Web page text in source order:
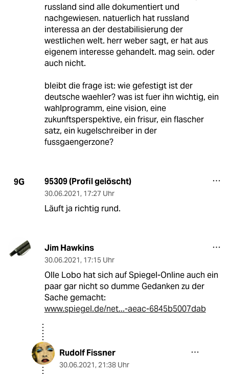
russland sind alle dokumentiert und
nachgewiesen. natuerlich hat russland
interessa an der destabilisierung der
westlichen welt. herr weber sagt, er hat aus
eigenem interesse gehandelt. mag sein. oder
auch nicht.
bleibt die frage ist: wie gefestigt ist der
deutsche waehler? was ist fuer ihn wichtig, ein
wahlprogramm, eine vision, eine
zukunftsperspektive, ein frisur, ein flascher
satz, ein kugelschreiber in der
fussgaengerzone?
9G 95309 (Profil gelöscht)
30.06.2021, 17:27 Uhr
Läuft ja richtig rund.
Jim Hawkins
30.06.2021, 17:15 Uhr
Olle Lobo hat sich auf Spiegel-Online auch ein
paar gar nicht so dumme Gedanken zu der
Sache gemacht:
www.spiegel.de/net...-aeac-6845b5007dab
Rudolf Fissner
30.06.2021, 21:38 Uhr